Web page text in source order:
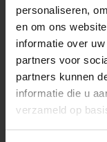
personaliseren,
en om ons
informatie over
partners voor
partners kunnen
informatie die u
verzameld op